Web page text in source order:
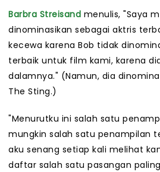
Barbra Streisand menulis, "Saya
dinominasikan sebagai aktris
kecewa karena Bob tidak
terbaik untuk film kami, karena
dalamnya." (Namun, dia
The Sting.)
"Menurutku ini salah satu
mungkin salah satu penampilan
aku senang setiap kali melihat
daftar salah satu pasangan